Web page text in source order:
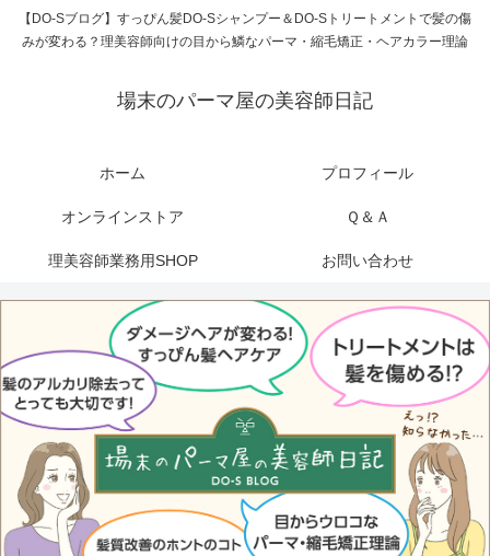
【DO-Sブログ】すっぴん髪DO-Sシャンプー＆DO-Sトリートメントで髪の傷
みが変わる？理美容師向けの目から鱗なパーマ・縮毛矯正・ヘアカラー理論
場末のパーマ屋の美容師日記
ホーム プロフィール
オンラインストア Ｑ＆Ａ
理美容師業務用SHOP お問い合わせ